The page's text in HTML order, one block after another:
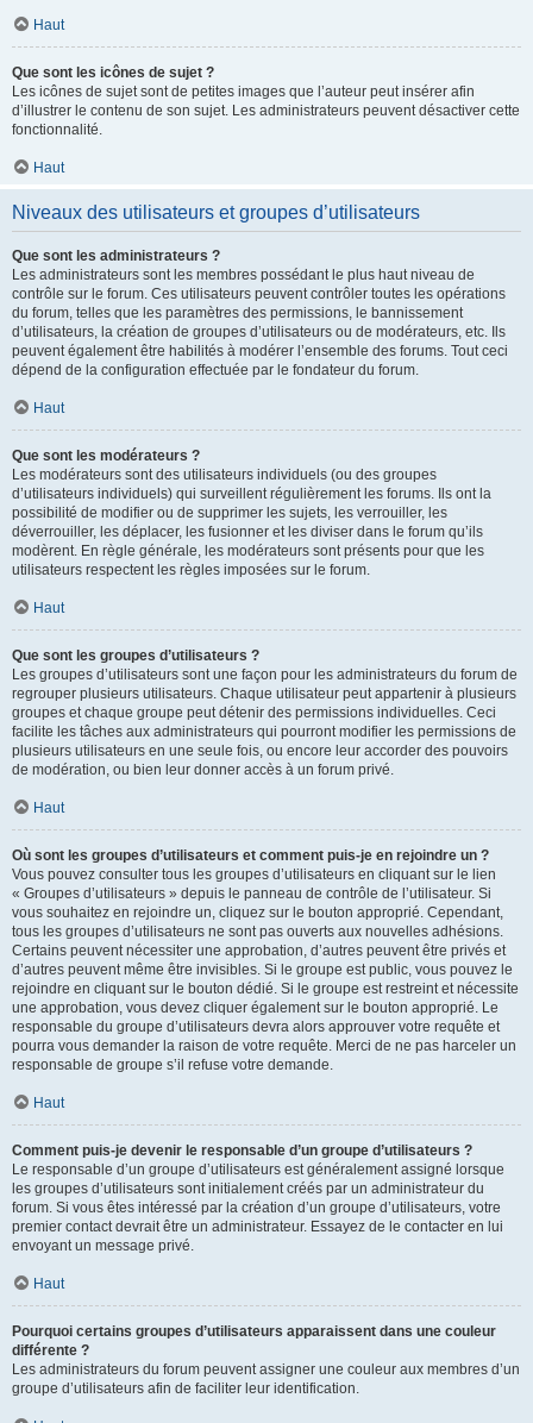
Haut
Que sont les icônes de sujet ?
Les icônes de sujet sont de petites images que l’auteur peut insérer afin
d’illustrer le contenu de son sujet. Les administrateurs peuvent désactiver cette
fonctionnalité.
Haut
Niveaux des utilisateurs et groupes d’utilisateurs
Que sont les administrateurs ?
Les administrateurs sont les membres possédant le plus haut niveau de
contrôle sur le forum. Ces utilisateurs peuvent contrôler toutes les opérations
du forum, telles que les paramètres des permissions, le bannissement
d’utilisateurs, la création de groupes d’utilisateurs ou de modérateurs, etc. Ils
peuvent également être habilités à modérer l’ensemble des forums. Tout ceci
dépend de la configuration effectuée par le fondateur du forum.
Haut
Que sont les modérateurs ?
Les modérateurs sont des utilisateurs individuels (ou des groupes
d’utilisateurs individuels) qui surveillent régulièrement les forums. Ils ont la
possibilité de modifier ou de supprimer les sujets, les verrouiller, les
déverrouiller, les déplacer, les fusionner et les diviser dans le forum qu’ils
modèrent. En règle générale, les modérateurs sont présents pour que les
utilisateurs respectent les règles imposées sur le forum.
Haut
Que sont les groupes d’utilisateurs ?
Les groupes d’utilisateurs sont une façon pour les administrateurs du forum de
regrouper plusieurs utilisateurs. Chaque utilisateur peut appartenir à plusieurs
groupes et chaque groupe peut détenir des permissions individuelles. Ceci
facilite les tâches aux administrateurs qui pourront modifier les permissions de
plusieurs utilisateurs en une seule fois, ou encore leur accorder des pouvoirs
de modération, ou bien leur donner accès à un forum privé.
Haut
Où sont les groupes d’utilisateurs et comment puis-je en rejoindre un ?
Vous pouvez consulter tous les groupes d’utilisateurs en cliquant sur le lien
« Groupes d’utilisateurs » depuis le panneau de contrôle de l’utilisateur. Si
vous souhaitez en rejoindre un, cliquez sur le bouton approprié. Cependant,
tous les groupes d’utilisateurs ne sont pas ouverts aux nouvelles adhésions.
Certains peuvent nécessiter une approbation, d’autres peuvent être privés et
d’autres peuvent même être invisibles. Si le groupe est public, vous pouvez le
rejoindre en cliquant sur le bouton dédié. Si le groupe est restreint et nécessite
une approbation, vous devez cliquer également sur le bouton approprié. Le
responsable du groupe d’utilisateurs devra alors approuver votre requête et
pourra vous demander la raison de votre requête. Merci de ne pas harceler un
responsable de groupe s’il refuse votre demande.
Haut
Comment puis-je devenir le responsable d’un groupe d’utilisateurs ?
Le responsable d’un groupe d’utilisateurs est généralement assigné lorsque
les groupes d’utilisateurs sont initialement créés par un administrateur du
forum. Si vous êtes intéressé par la création d’un groupe d’utilisateurs, votre
premier contact devrait être un administrateur. Essayez de le contacter en lui
envoyant un message privé.
Haut
Pourquoi certains groupes d’utilisateurs apparaissent dans une couleur
différente ?
Les administrateurs du forum peuvent assigner une couleur aux membres d’un
groupe d’utilisateurs afin de faciliter leur identification.